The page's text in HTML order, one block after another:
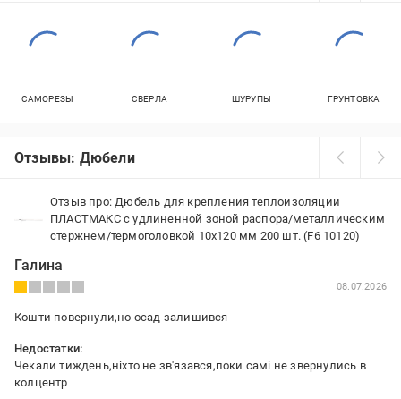
САМОРЕЗЫ СВЕРЛА ШУРУПЫ ГРУНТОВКА
Отзывы: Дюбели
Отзыв про: Дюбель для крепления теплоизоляции
ПЛАСТМАКС с удлиненной зоной распора/металлическим
стержнем/термоголовкой 10х120 мм 200 шт. (F6 10120)
Галина
08.07.2026
Кошти повернули,но осад залишився
Недостатки:
Чекали тиждень,ніхто не зв'язався,поки самі не звернулись в
колцентр